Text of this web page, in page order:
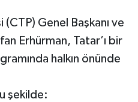
Genel Başkanı ve
Erhürman, Tatar’ı bir
halkın önünde
şekilde: